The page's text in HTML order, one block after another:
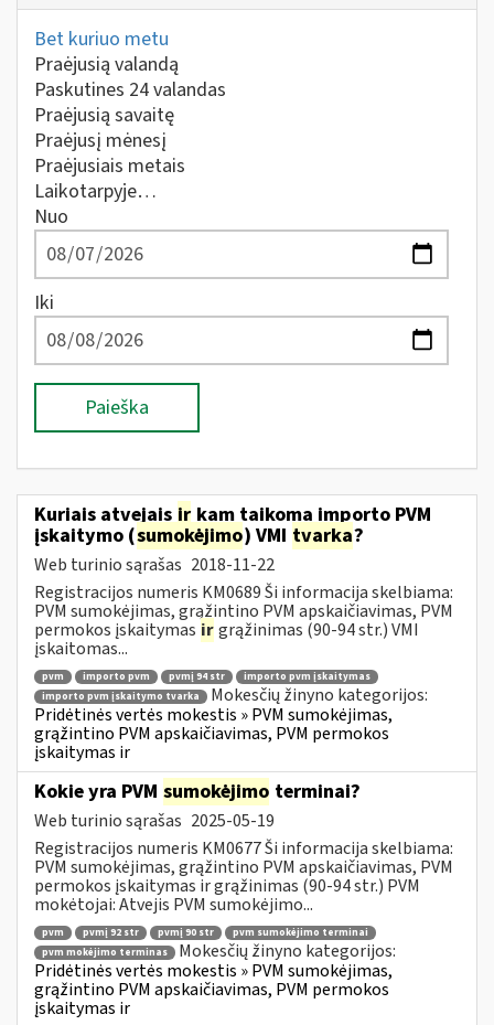
Bet kuriuo metu
Praėjusią valandą
Paskutines 24 valandas
Praėjusią savaitę
Praėjusį mėnesį
Praėjusiais metais
Laikotarpyje…
Nuo
Iki
Paieška
Kuriais atvejais ir kam taikoma importo PVM
įskaitymo (sumokėjimo) VMI tvarka?
Web turinio sąrašas 2018-11-22
Registracijos numeris KM0689 Ši informacija skelbiama:
PVM sumokėjimas, grąžintino PVM apskaičiavimas, PVM
permokos įskaitymas irgrąžinimas (90-94 str.) VMI
įskaitomas...
pvm importo pvm pvmį 94 str
importo pvm įskaitymas
importo pvm įskaitymo tvarka
Mokesčių žinyno kategorijos:
Pridėtinės vertės mokestis » PVM sumokėjimas,
grąžintino PVM apskaičiavimas, PVM permokos
įskaitymas ir
Kokie yra PVM sumokėjimo terminai?
Web turinio sąrašas 2025-05-19
Registracijos numeris KM0677 Ši informacija skelbiama:
PVM sumokėjimas, grąžintino PVM apskaičiavimas, PVM
permokos įskaitymas ir grąžinimas (90-94 str.) PVM
mokėtojai: Atvejis PVM sumokėjimo...
pvm pvmį 92 str pvmį 90 str
pvm sumokėjimo terminai
pvm mokėjimo terminas
Mokesčių žinyno kategorijos:
Pridėtinės vertės mokestis » PVM sumokėjimas,
grąžintino PVM apskaičiavimas, PVM permokos
įskaitymas ir